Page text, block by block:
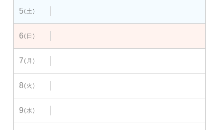
5(土)
6(日)
7(月)
8(火)
9(水)